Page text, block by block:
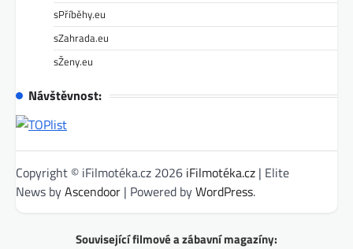
sPříběhy.eu
sZahrada.eu
sŽeny.eu
Návštěvnost:
Copyright © iFilmotéka.cz 2026 iFilmotéka.cz | Elite
News byAscendoor | Powered byWordPress.
Související filmové a zábavní magazíny: